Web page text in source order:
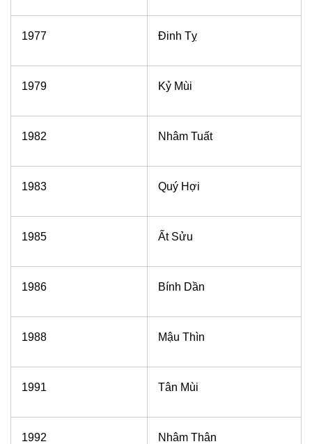
1977 Đinh Tỵ
1979 Kỷ Mùi
1982 Nhâm Tuất
1983 Quý Hợi
1985 Ất Sửu
1986 Bính Dần
1988 Mậu Thìn
1991 Tân Mùi
1992 Nhâm Thân